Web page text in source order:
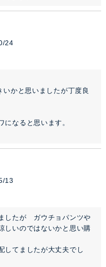
24
かと思いましたが丁度良
になると思います。
13
したが　ガウチョパンツや
しいのではないかと思い購
してましたが大丈夫でし